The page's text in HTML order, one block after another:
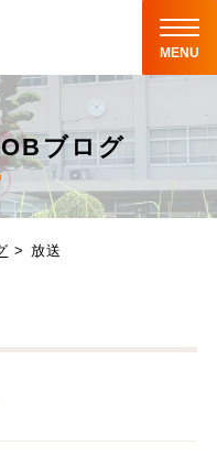
MENU
ブログ
放送